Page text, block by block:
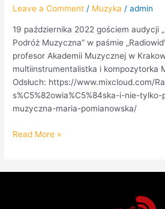
Leave a Comment / Muzyka /admin
19 października 2022 gościem audycji
Podróż Muzyczna” w paśmie
profesor Akademii Muzycznej w
multiinstrumentalistka i kompozytorka
Odsłuch: https://www.mixcloud.com/
s%C5%82owia%C5%84ska-i-nie-tylko-
muzyczna-maria-pomianowska/
Read More »